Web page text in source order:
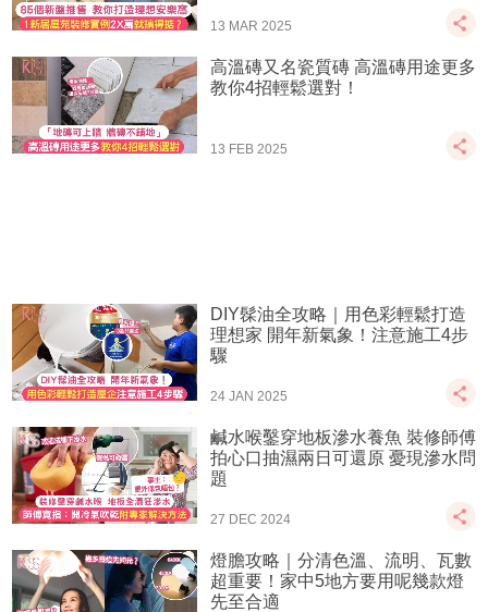
13 MAR 2025
高溫磚又名瓷質磚 高溫磚用途更多
教你4招輕鬆選對！
13 FEB 2025
DIY髹油全攻略｜用色彩輕鬆打造
理想家 開年新氣象！注意施工4步
驟
24 JAN 2025
鹹水喉鑿穿地板滲水養魚 裝修師傅
拍心口抽濕兩日可還原 憂現滲水問
題
27 DEC 2024
燈膽攻略｜分清色溫、流明、瓦數
超重要！家中5地方要用呢幾款燈
先至合適